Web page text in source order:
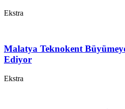
Ekstra
Malatya Teknokent
Ediyor
Ekstra